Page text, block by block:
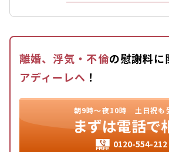
離婚、浮気・不倫の慰謝料
アディーレへ ！
朝9時〜夜10時 土日祝も
まずは電話で
0120-554-212